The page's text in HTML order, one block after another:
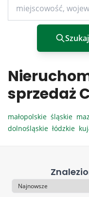
Szukaj
sprzedaż
małopolskie śląskie
dolnośląskie łódzkie
Sortowanie